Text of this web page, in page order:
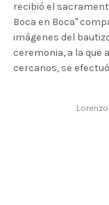
recibió el
Boca en Boca"
imágenes del
ceremonia, a la que
cercanos, se